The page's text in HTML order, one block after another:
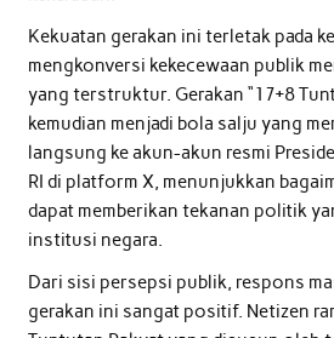
Kekuatan gerakan ini terletak pada
mengkonversi kekecewaan publik
yang terstruktur. Gerakan “17+8
kemudian menjadi bola salju yang
langsung ke akun-akun resmi
RI di platform X, menunjukkan
dapat memberikan tekanan politik
institusi negara.
Dari sisi persepsi publik, respons
gerakan ini sangat positif. Netizen